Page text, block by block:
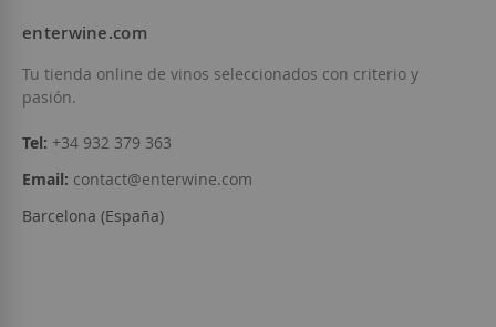
enterwine.com
Tu tienda online de vinos seleccionados con criterio y
pasión.
Tel: +34 932 379 363
Email: contact@enterwine.com
Barcelona (España)